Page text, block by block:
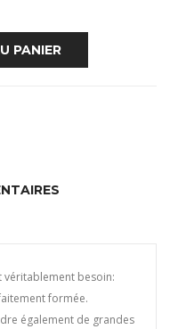
PANIER
véritablement besoin:
formée.
également de grandes